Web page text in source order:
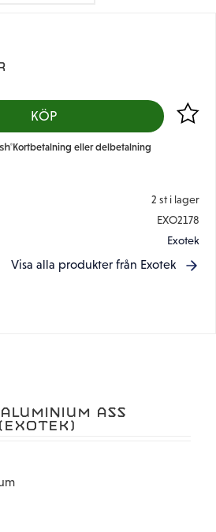
KÖP Lägg
Kortbetalning eller delbetalning
2 st i lager
EXO2178
Exotek
Visa alla produkter från Exotek
ASS